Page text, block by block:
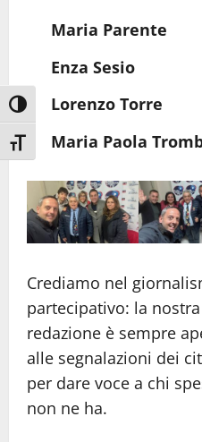
Attiva/disattiva alto contrasto
Attiva/disattiva dimensione
Maria Parente
Enza Sesio
Lorenzo Torre
Maria Paola
Crediamo nel
partecipativo: la nostra
redazione è sempre
alle segnalazioni dei
per dare voce a chi
non ne ha.